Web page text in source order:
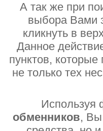
А так же при
выбора Вами
кликнуть в
Данное
пунктов,
не только тех
Используя
обменников, Вы